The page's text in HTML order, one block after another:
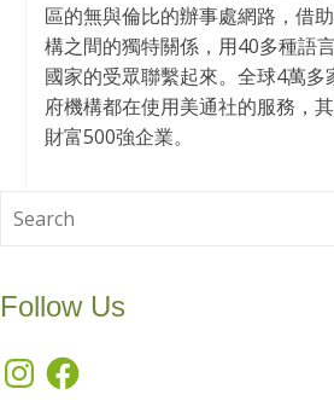
區的無與倫比的辦事處網路，借
構之間的獨特關係，用40多種語
國家的受眾聯繫起來。全球4萬多
府機構都在使用美通社的服務，
財富500強企業。
Follow Us
InstagramFacebook